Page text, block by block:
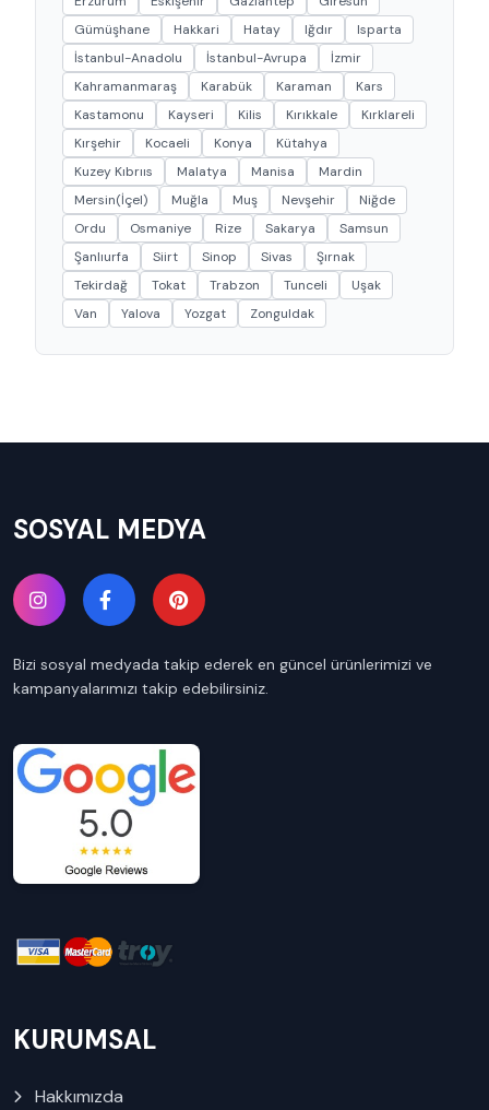
Gümüşhane
Hakkari Hatay Iğdır
Isparta
İstanbul-Anadolu
İstanbul-Avrupa
İzmir
Kahramanmaraş
Karabük Karaman
Kars
Kastamonu
Kayseri Kilis Kırıkkale
Kırklareli
Kırşehir
Kocaeli Konya
Kütahya
Kuzey Kıbrııs
Malatya Manisa
Mardin
Mersin(İçel)
Muğla Muş Nevşehir
Niğde
Ordu
Osmaniye Rize Sakarya
Samsun
Şanlıurfa
Siirt Sinop Sivas
Şırnak
Tekirdağ
Tokat Trabzon Tunceli
Uşak
Van
Yalova Yozgat Zonguldak
SOSYAL MEDYA
Bizi sosyal medyada takip ederek en güncel ürünlerimizi ve
kampanyalarımızı takip edebilirsiniz.
KURUMSAL
Hakkımızda